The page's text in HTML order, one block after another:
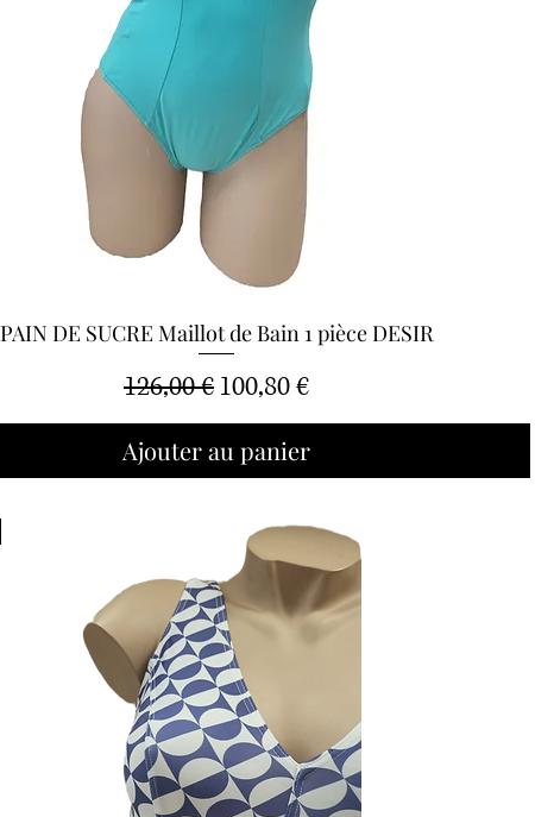
Aperçu rapide
PAIN DE SUCRE Maillot de Bain 1 pièce DESIR
Prix original
126,00 €Prix promotionnel
100,80 €
Ajouter au panier